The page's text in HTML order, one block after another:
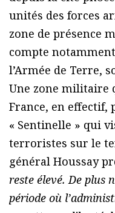
unités des forces
zone de présence
compte
l’Armée de Terre,
Une zone militaire
France, en effectif,
« Sentinelle » qui
terroristes sur le
général Houssay
reste élevé. De plus
période où